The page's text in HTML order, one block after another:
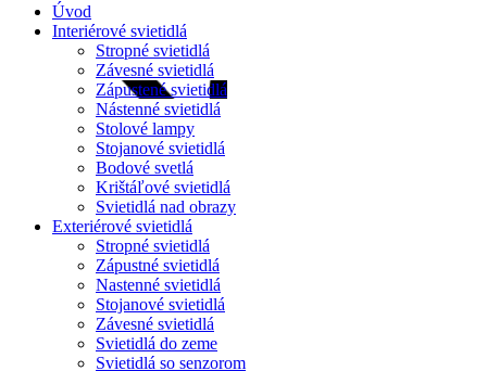
Úvod
Interiérové svietidlá
Stropné svietidlá
Závesné svietidlá
Zápustené svietidlá
Nástenné svietidlá
Stolové lampy
Stojanové svietidlá
Bodové svetlá
Krištáľové svietidlá
Svietidlá nad obrazy
Exteriérové svietidlá
Stropné svietidlá
Zápustné svietidlá
Nastenné svietidlá
Stojanové svietidlá
Závesné svietidlá
Svietidlá do zeme
Svietidlá so senzorom